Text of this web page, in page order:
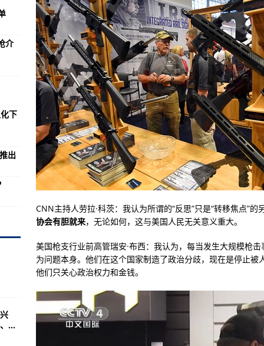
？答案是美国苏联/俄罗斯
的92％是废铁
力是最好的？
国民党军的军徽？
斗机型号(图)
源于公开的报道
法突击步枪介绍
军少将回应很巧妙
|简历)
冲锋的准备
格号被成功改造？
非常少了答案
2高空侦察机
生军事训练营纪实
CNN主持人劳拉·科茨：我认为所谓的“反思”只是“转移焦点”
协会有胆就来，无论如何，这与美国人民无关意义重大。
美国枪支行业前高管瑞安·布西：我认为，每当发生大规模枪
为问题本身。他们在这个国家制造了政治分歧，现在是停止
他们只关心政治权力和金钱。
介
下
出
...